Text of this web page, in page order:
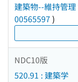
建築物--維持管理
00565597 )
NDC10版
520.91 : 建築学